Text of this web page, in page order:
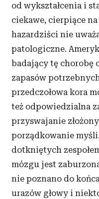
od wykształcenia i
ciekawe, cierpiące
hazardziści nie
patologiczne.
badający tę chorobę
zapasów
przedczołowa kora
też odpowiedzialna
przyswajanie
porządkowanie
dotkniętych
mózgu jest
nie poznano do
urazów głowy i